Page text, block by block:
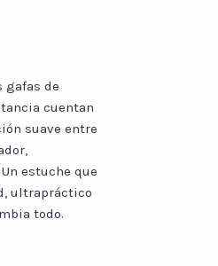
gafas de
cuentan
suave entre
estuche que
ultrapráctico
todo.